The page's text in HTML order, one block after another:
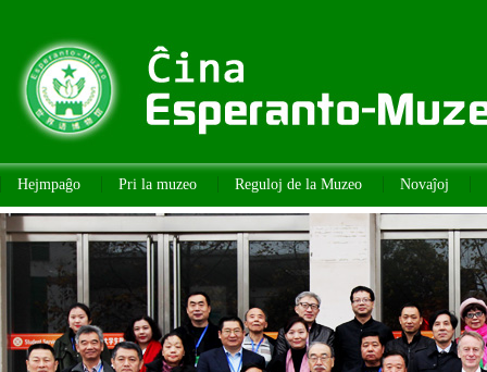
Hejmpaĝo Pri la muzeo Reguloj de la Muzeo Novaĵoj